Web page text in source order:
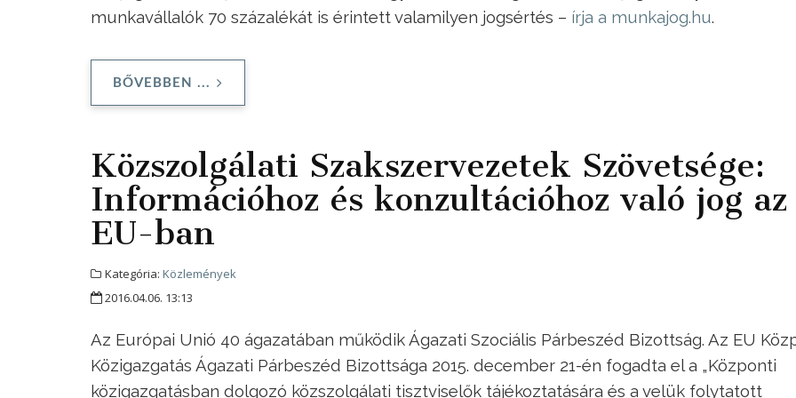
munkavállalók 70 százalékát is érintett valamilyen jogsértés – írja a munkajog.hu.
BŐVEBBEN ...
Közszolgálati Szakszervezetek Szövetsége:
Információhoz és konzultációhoz való jog az
EU-ban
Kategória: Közlemények
2016.04.06. 13:13
Az Európai Unió 40 ágazatában működik Ágazati Szociális Párbeszéd Bizottság. Az EU
Közigazgatás Ágazati Párbeszéd Bizottsága 2015. december 21-én fogadta el a „Központi
közigazgatásban dolgozó közszolgálati tisztviselők tájékoztatására és a velük folytatott